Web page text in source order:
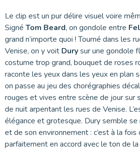
Le clip est un pur délire visuel voire
Signé Tom Beard, on gondole entre
grand n’importe quoi ! Tourné dans les
Venise, on y voit Durysur une gondole
costume trop grand, bouquet de roses
raconte les yeux dans les yeux en plan
on passe au jeu des chorégraphies
rouges et vives entre scène de jour sur
de nuit arpentant les rues de Venise.
élégance et grotesque. Dury semble
et de son environnement : c’est à la
parfaitement en accord avec le ton de la